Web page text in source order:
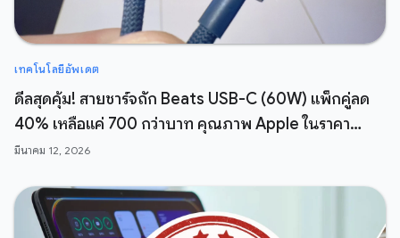
เทคโนโลยีอัพเดต
ดีลสุดคุ้ม! สายชาร์จถัก Beats USB-C (60W) แพ็กคู่ลด
40% เหลือแค่ 700 กว่าบาท คุณภาพ Apple ในราคา
สบายกระเป๋า
มีนาคม 12, 2026